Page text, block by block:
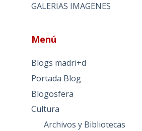
GALERIAS IMAGENES
Menú
Blogs madri+d
Portada Blog
Blogosfera
Cultura
Archivos y Bibliotecas